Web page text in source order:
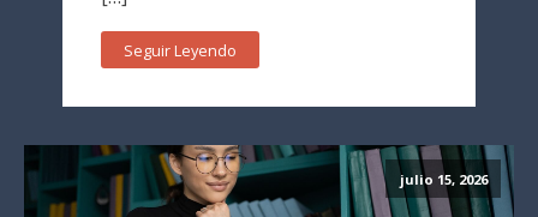
Seguir Leyendo
julio 15, 2026